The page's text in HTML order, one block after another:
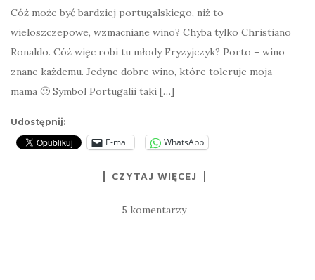
Cóż może być bardziej portugalskiego, niż to
wieloszczepowe, wzmacniane wino? Chyba tylko Christiano
Ronaldo. Cóż więc robi tu młody Fryzyjczyk? Porto – wino
znane każdemu. Jedyne dobre wino, które toleruje moja
mama 🙂 Symbol Portugalii taki […]
Udostępnij:
E-mail WhatsApp
CZYTAJ WIĘCEJ
5 komentarzy